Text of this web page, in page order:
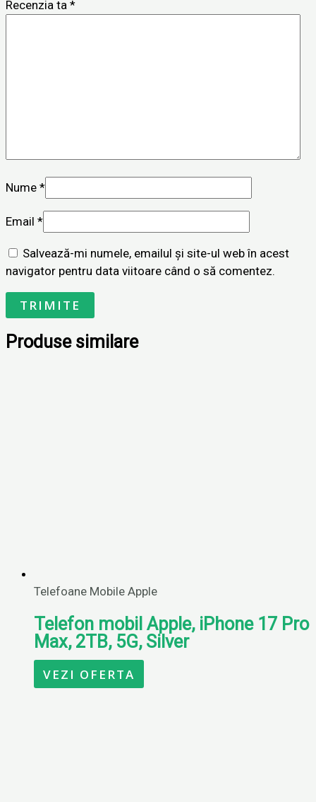
Recenzia ta *
Nume *
Email *
Salvează-mi numele, emailul și site-ul web în acest
navigator pentru data viitoare când o să comentez.
Produse similare
Telefoane Mobile Apple
Telefon mobil Apple, iPhone 17 Pro
Max, 2TB, 5G, Silver
VEZI OFERTA